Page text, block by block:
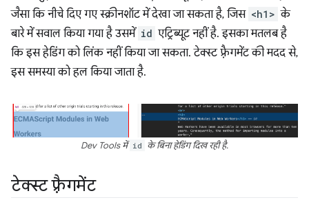
जैसा कि नीचे दिए गए स्क्रीनशॉट में देखा जा सकता है, जिस <h1> के
बारे में सवाल किया गया है उसमें id एट्रिब्यूट नहीं है. इसका मतलब है
कि इस हेडिंग को लिंक नहीं किया जा सकता. टेक्स्ट फ़्रैगमेंट की मदद से,
इस समस्या को हल किया जाता है.
Dev Tools में id के बिना हेडिंग दिख रही है.
टेक्स्ट फ़्रैगमेंट